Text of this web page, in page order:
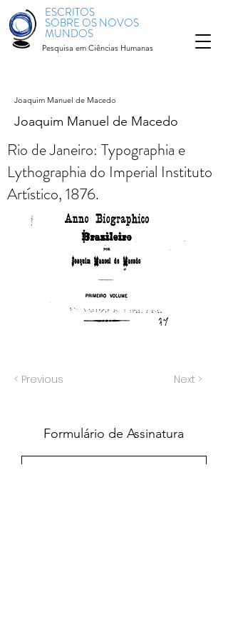
ESCRITOS
SOBRE OS NOVOS
MUNDOS
Pesquisa em Ciências Humanas
Joaquim Manuel de Macedo
Joaquim Manuel de Macedo
Rio de Janeiro: Typographia e
Lythographia do Imperial Instituto
Artístico, 1876.
< Previous Next >
Formulário de Assinatura